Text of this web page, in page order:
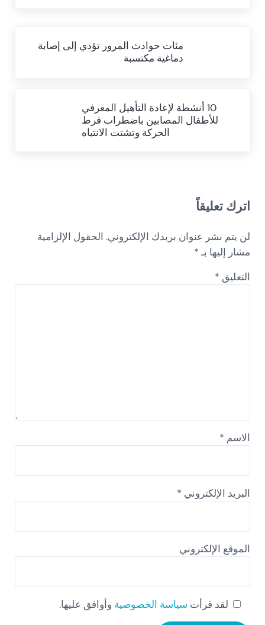
مئات حوادث المرور تؤدي إلى إصابة
دماغية مكتسبة
10 أنشطة لإعادة التأهيل المعرفي
للأطفال المصابين باضطراب فرط
الحركة وتشتت الانتباه
اترك تعليقاً
لن يتم نشر عنوان بريدك الإلكتروني. الحقول الإلزامية
مشار إليها بـ*
التعليق *
الاسم *
البريد الإلكتروني *
الموقع الإلكتروني
لقد قرأت سياسة الخصوصية وأوافق عليها.